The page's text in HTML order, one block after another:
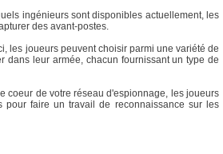
ingénieurs sont disponibles actuellement, les
des avant-postes.
les joueurs peuvent choisir parmi une variété de
dans leur armée, chacun fournissant un type de
coeur de votre réseau d'espionnage, les joueurs
pour faire un travail de reconnaissance sur les